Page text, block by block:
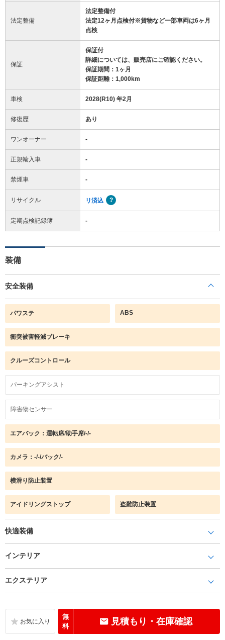
法定整備
法定整備付
法定12ヶ月点検付※貨物など一部車両は6ヶ月
点検
保証
保証付
詳細については、販売店にご確認ください。
保証期間：1ヶ月
保証距離：1,000km
車検 2028(R10) 年2月
修復歴 あり
ワンオーナー -
正規輸入車 -
禁煙車 -
リサイクル リ済込
定期点検記録簿 -
装備
安全装備
パワステ ABS
衝突被害軽減ブレーキ
クルーズコントロール
パーキングアシスト
障害物センサー
エアバック：運転席/助手席/-/-
カメラ：-/-/バック/-
横滑り防止装置
アイドリングストップ 盗難防止装置
快適装備
インテリア
エクステリア
無
料
見積もり・在庫確認